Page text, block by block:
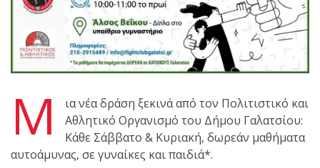
Οι αθλητές
του Fight
Club Galatsi
ολοκλήρωσαν με επιτυχία
τις καλοκαιρινές
εξετάσεις έγχρωμων
ζωνών!
Μ
ια νέα δράση ξεκινά από τον Πολιτιστικό και
Αθλητικό Οργανισμό του Δήμου Γαλατσίου:
Κάθε Σάββατο & Κυριακή, δωρεάν μαθήματα
αυτοάμυνας, σε γυναίκες και παιδιά*.